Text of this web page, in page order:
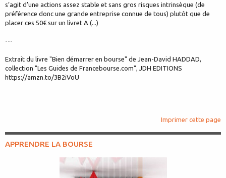
s’agit d’une actions assez stable et sans gros risques intrinsèque (de
préférence donc une grande entreprise connue de tous) plutôt que de
placer ces 50€ sur un livret A (...)
---
Extrait du livre "Bien démarrer en bourse" de Jean-David HADDAD,
collection "Les Guides de Francebourse.com", JDH EDITIONS
https://amzn.to/3B2iVoU
Imprimer cette page
APPRENDRE LA BOURSE